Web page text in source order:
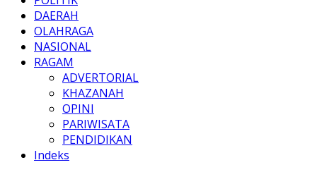
DAERAH
OLAHRAGA
NASIONAL
RAGAM
ADVERTORIAL
KHAZANAH
OPINI
PARIWISATA
PENDIDIKAN
Indeks